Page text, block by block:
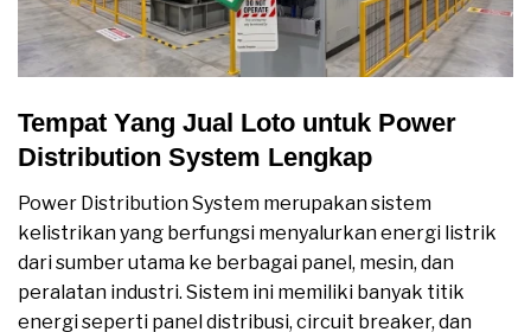
Tempat Yang Jual Loto untuk Power
Distribution System Lengkap
Power Distribution System merupakan sistem
kelistrikan yang berfungsi menyalurkan energi listrik
dari sumber utama ke berbagai panel, mesin, dan
peralatan industri. Sistem ini memiliki banyak titik
energi seperti panel distribusi, circuit breaker, dan